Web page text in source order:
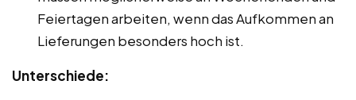
Feiertagen arbeiten, wenn das Aufkommen an
Lieferungen besonders hoch ist.
Unterschiede: